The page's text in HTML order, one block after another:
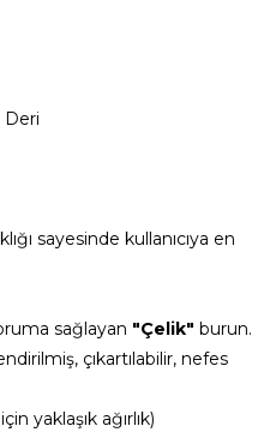
Deri
sayesinde kullanıcıya en
sağlayan "Çelik" burun.
çıkartılabilir, nefes
yaklaşık ağırlık)